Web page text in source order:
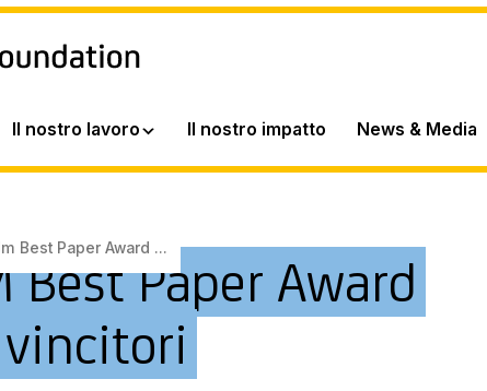
Il nostro lavoro Il nostro impatto News & Media
Best Paper Award ...
Best Paper Award